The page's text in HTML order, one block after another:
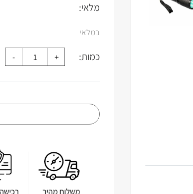
מלאי:
במלאי
כמות: